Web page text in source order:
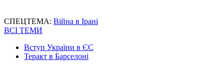
СПЕЦТЕМА: Війна в Ірані
ВСІ ТЕМИ
Вступ України в ЄС
Теракт в Барселоні